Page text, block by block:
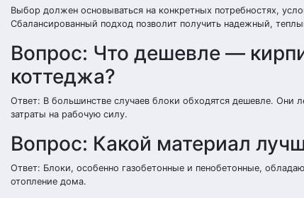
Выбор должен основываться на конкретных потребностях,
Сбалансированный подход позволит получить надежный,
Вопрос: Что дешевле —
коттеджа?
Ответ: В большинстве случаев блоки обходятся дешевле. Они
затраты на рабочую силу.
Вопрос: Какой материал
Ответ: Блоки, особенно газобетонные и пенобетонные,
отопление дома.